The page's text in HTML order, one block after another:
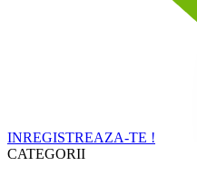
INREGISTREAZA-TE !
CATEGORII